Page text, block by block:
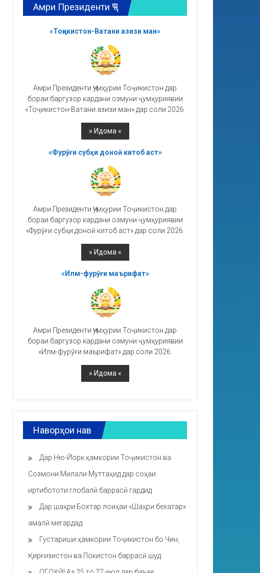
Амри Президенти ҶТ
«Тоҷикистон-Ватани азизи ман»
Амри Президенти Ҷумҳурии Тоҷикистон дар
бораи баргузор кардани озмуни ҷумҳуриявии
«Тоҷикистон-Ватани азизи ман» дар соли 2026.
«Фурӯғи субҳи доноӣ китоб аст»
Амри Президенти Ҷумҳурии Тоҷикистон дар
бораи баргузор кардани озмуни ҷумҳуриявии
«Фурӯғи субҳи доноӣ китоб аст» дар соли 2026.
«Илм-фурӯғи маърифат»
Амри Президенти Ҷумҳурии Тоҷикистон дар
бораи баргузор кардани озмуни ҷумҳуриявии
«Илм-фурӯғи маърифат» дар соли 2026.
Наворҳои нав
Дар Ню-Йорк ҳамкории Тоҷикистон ва
Созмони Милали Муттаҳид дар соҳаи
иртибототи глобалӣ баррасӣ гардид
Дар шаҳри Бохтар лоиҳаи «Шаҳри бехатар»
амалӣ мегардад
Густариши ҳамкории Тоҷикистон бо Чин,
Қирғизистон ва Покистон баррасӣ шуд